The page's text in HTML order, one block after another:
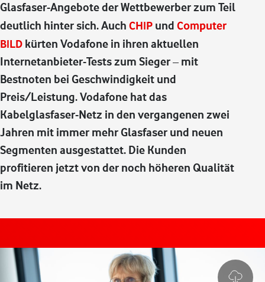
Glasfaser-Angebote der Wettbewerber zum Teil
deutlich hinter sich. Auch CHIP und Computer
BILD kürten Vodafone in ihren aktuellen
Internetanbieter-Tests zum Sieger – mit
Bestnoten bei Geschwindigkeit und
Preis/Leistung. Vodafone hat das
Kabelglasfaser-Netz in den vergangenen zwei
Jahren mit immer mehr Glasfaser und neuen
Segmenten ausgestattet. Die Kunden
profitieren jetzt von der noch höheren Qualität
im Netz.